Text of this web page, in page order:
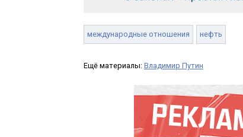
международные отношения нефть
Ещё материалы: Владимир Путин